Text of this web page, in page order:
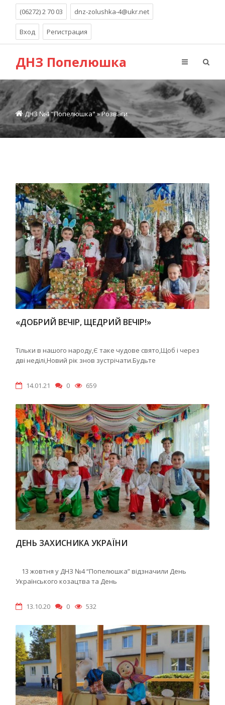
(06272) 2 70 03 dnz-zolushka-4@ukr.net
Вход Регистрация
ДНЗ Попелюшка
ДНЗ №4 "Попелюшка"»Розваги
«ДОБРИЙ ВЕЧІР, ЩЕДРИЙ ВЕЧІР!»
Тільки в нашого народу,Є таке чудове свято,Щоб і через
дві неділі,Новий рік знов зустрічати.Будьте
14.01.21 0 659
ДЕНЬ ЗАХИСНИКА УКРАЇНИ
13 жовтня у ДНЗ №4 “Попелюшка” відзначили День
Українського козацтва та День
13.10.20 0 532